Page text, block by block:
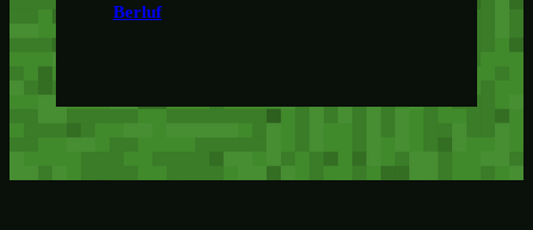
Berluf